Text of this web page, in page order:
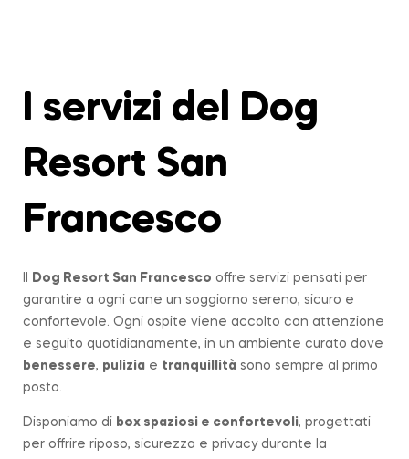
I servizi del Dog
Resort San
Francesco
Dog Resort San Francesco offre servizi pensati per
garantire a ogni cane un soggiorno sereno, sicuro e
confortevole. Ogni ospite viene accolto con attenzione
e seguito quotidianamente, in un ambiente curato dove
benessere, pulizia e tranquillità sono sempre al primo
posto.
Disponiamo di box spaziosi e confortevoli, progettati
per offrire riposo, sicurezza e privacy durante la